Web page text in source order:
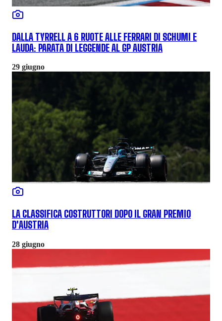
DALLA TYRRELL A 6 RUOTE ALLE FERRARI DI SCHUMI E
LAUDA: PARATA DI LEGGENDE AL GP AUSTRIA
29 giugno
LA CLASSIFICA COSTRUTTORI DOPO IL GRAN PREMIO
D'AUSTRIA
28 giugno